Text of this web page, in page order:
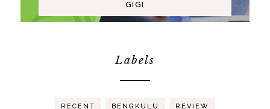
GIGI
Labels
RECENT BENGKULU REVIEW